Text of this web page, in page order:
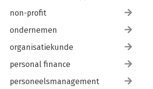
non-profit
ondernemen
organisatiekunde
personal finance
personeelsmanagement